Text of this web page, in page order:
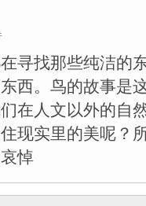
寻找那些纯洁的
西。鸟的故事是
在人文以外的自
现实里的美呢？
悼